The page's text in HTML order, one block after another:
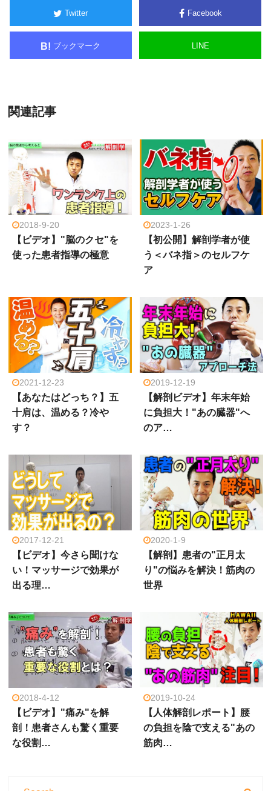
Twitter Facebook
B! ブックマーク LINE
関連記事
2018-9-20
【ビデオ】"脳のクセ"を
使った患者指導の極意
2023-1-26
【初公開】解剖学者が使
う＜バネ指＞のセルフケ
ア
2021-12-23
【あなたはどっち？】五
十肩は、温める？冷や
す？
2019-12-19
【解剖ビデオ】年末年始
に負担大！"あの臓器"へ
のア…
2017-12-21
【ビデオ】今さら聞けな
い！マッサージで効果が
出る理…
2020-1-9
【解剖】患者の"正月太
り"の悩みを解決！筋肉の
世界
2018-4-12
【ビデオ】"痛み"を解
剖！患者さんも驚く重要
な役割…
2019-10-24
【人体解剖レポート】腰
の負担を陰で支える"あの
筋肉…